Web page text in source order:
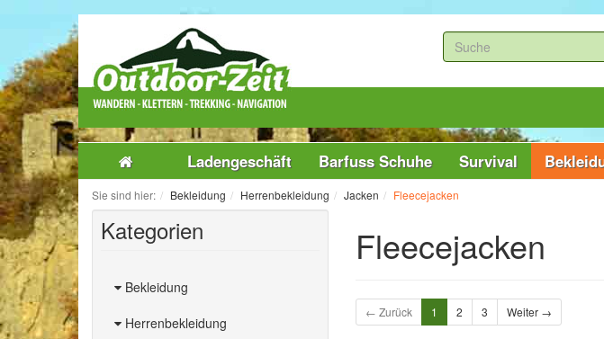
Ladengeschäft Barfuss Schuhe Survival
Sie sind hier: Bekleidung Herrenbekleidung Jacken Fleecejacken
Kategorien
Bekleidung
Herrenbekleidung
Fleecejacken
← Zurück 1 2 3 Weiter →